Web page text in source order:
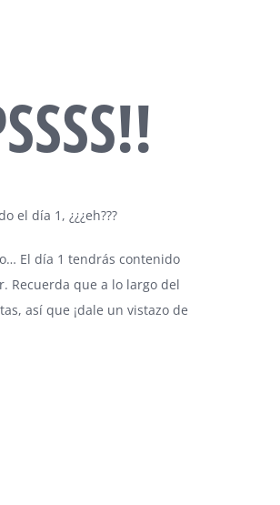
el día 1, ¿¿¿eh???
El día 1 tendrás contenido
Recuerda que a lo largo del
así que ¡dale un vistazo de